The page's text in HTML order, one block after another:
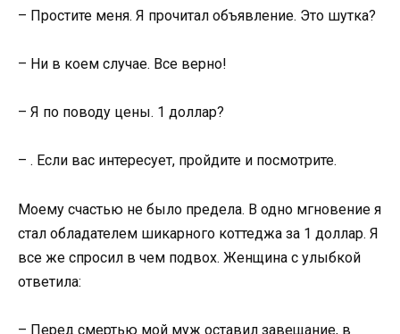
– Простите меня. Я прочитал объявление. Это шутка?
– Ни в коем случае. Все верно!
– Я по поводу цены. 1 доллар?
– . Если вас интересует, пройдите и посмотрите.
Моему счастью не было предела. В одно мгновение я
стал обладателем шикарного коттеджа за 1 доллар. Я
все же спросил в чем подвох. Женщина с улыбкой
ответила:
– Перед смертью мой муж оставил завещание, в